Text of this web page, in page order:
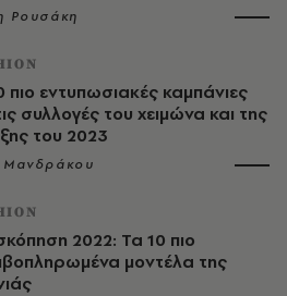
Ρουσάκη
πιο εντυπωσιακές καμπάνιες
συλλογές του χειμώνα και της
του 2023
Μανδράκου
2022: Τα 10 πιο
μοντέλα της